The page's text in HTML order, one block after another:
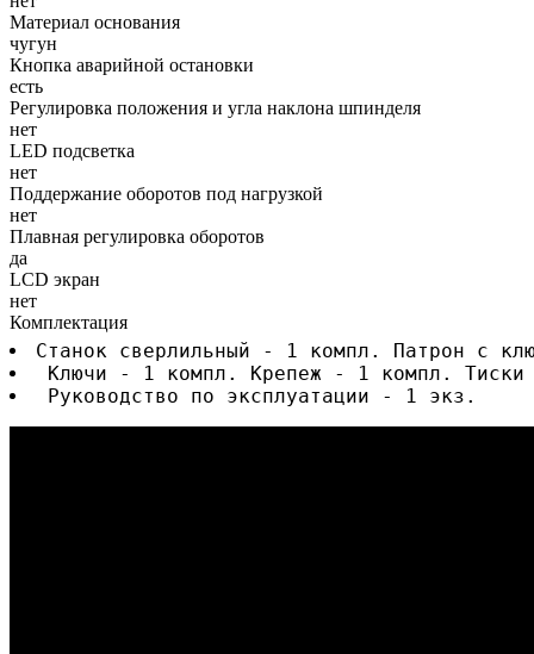
Материал основания
чугун
Кнопка аварийной остановки
есть
Регулировка положения и угла наклона шпинделя
нет
LED подсветка
нет
Поддержание оборотов под нагрузкой
нет
Плавная регулировка оборотов
да
LCD экран
нет
Комплектация
Станок сверлильный - 1 компл. Патрон с
Ключи - 1 компл. Крепеж - 1 компл.
Руководство по эксплуатации - 1 экз.